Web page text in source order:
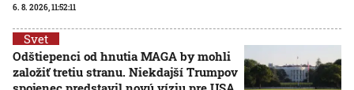
6. 8. 2026, 11:52:11
Svet
Odštiepenci od hnutia MAGA by mohli
založiť tretiu stranu. Niekdajší Trumpov